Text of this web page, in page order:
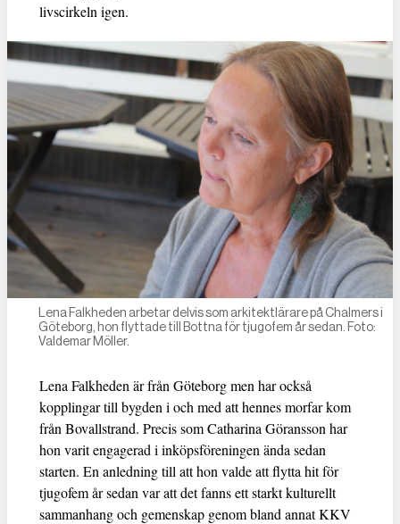
livscirkeln igen.
Lena Falkheden arbetar delvis som arkitektlärare på Chalmers i
Göteborg, hon flyttade till Bottna för tjugofem år sedan. Foto:
Valdemar Möller.
Lena Falkheden är från Göteborg men har också
kopplingar till bygden i och med att hennes morfar kom
från Bovallstrand. Precis som Catharina Göransson har
hon varit engagerad i inköpsföreningen ända sedan
starten. En anledning till att hon valde att flytta hit för
tjugofem år sedan var att det fanns ett starkt kulturellt
sammanhang och gemenskap genom bland annat KKV